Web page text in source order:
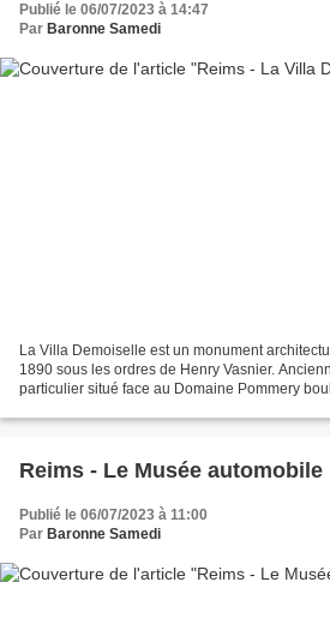
Publié le 06/07/2023 à 14:47
Par Baronne Samedi
La Villa Demoiselle est un monument
1890 sous les ordres de Henry Vasnier.
particulier situé face au Domaine Pommery
Reims - Le Musée automobile
Publié le 06/07/2023 à 11:00
Par Baronne Samedi